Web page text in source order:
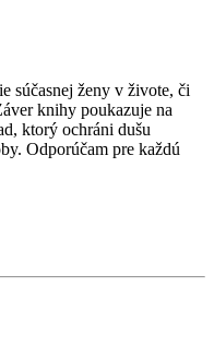
súčasnej ženy v živote, či
knihy poukazuje na
ktorý ochráni dušu
Odporúčam pre každú